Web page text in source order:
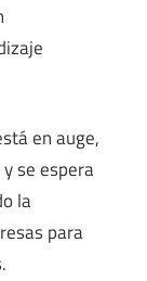
en auge,
se espera
la
para